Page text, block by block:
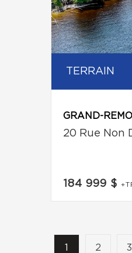
TERRAIN
GRAND-
20 Rue Non
184 999 $
1 2 3